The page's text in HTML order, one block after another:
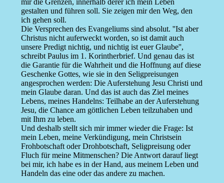
mir die Grenzen, innerhalb derer ich mein Leben
gestalten und führen soll. Sie zeigen mir den Weg, den
ich gehen soll.
Die Versprechen des Evangeliums sind absolut. ''Ist aber
Christus nicht auferweckt worden, so ist damit auch
unsere Predigt nichtig, und nichtig ist euer Glaube'',
schreibt Paulus im 1. Korintherbrief. Und genau das ist
die Garantie für die Wahrheit und die Hoffnung auf diese
Geschenke Gottes, wie sie in den Seligpreisungen
angesprochen werden: Die Auferstehung Jesu Christi und
mein Glaube daran. Und das ist auch das Ziel meines
Lebens, meines Handelns: Teilhabe an der Auferstehung
Jesu, die Chance am göttlichen Leben teilzuhaben und
mit Ihm zu leben.
Und deshalb stellt sich mir immer wieder die Frage: Ist
mein Leben, meine Verkündigung, mein Christsein
Frohbotschaft oder Drohbotschaft, Seligpreisung oder
Fluch für meine Mitmenschen? Die Antwort darauf liegt
bei mir, ich habe es in der Hand, aus meinem Leben und
Handeln das eine oder das andere zu machen.